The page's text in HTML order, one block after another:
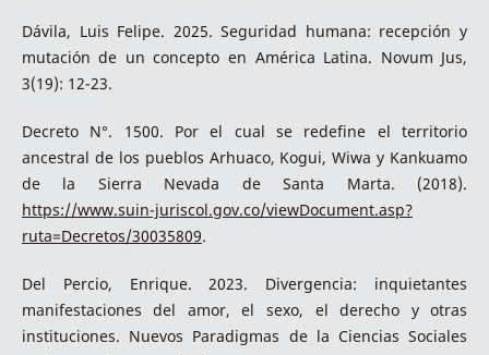
Dávila, Luis Felipe. 2025. Seguridad humana: recepción y
mutación de un concepto en América Latina. Novum Jus,
3(19): 12-23.
Decreto N°. 1500. Por el cual se redefine el territorio
ancestral de los pueblos Arhuaco, Kogui, Wiwa y Kankuamo
de la Sierra Nevada de Santa Marta. (2018).
https://www.suin-juriscol.gov.co/viewDocument.asp?
ruta=Decretos/30035809.
Del Percio, Enrique. 2023. Divergencia: inquietantes
manifestaciones del amor, el sexo, el derecho y otras
instituciones. Nuevos Paradigmas de la Ciencias Sociales